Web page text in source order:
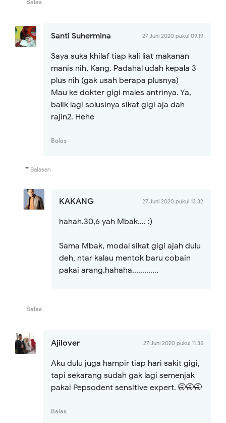
Balas
Santi Suhermina 27 Juni 2020 pukul 09.19
Saya suka khilaf tiap kali liat makanan
manis nih, Kang. Padahal udah kepala 3
plus nih (gak usah berapa plusnya)
Mau ke dokter gigi males antrinya. Ya,
balik lagi solusinya sikat gigi aja dah
rajin2. Hehe
Balas
Balasan
KAKANG 27 Juni 2020 pukul 13.32
hahah.30,6 yah Mbak.... :)
Sama Mbak, modal sikat gigi ajah dulu
deh, ntar kalau mentok baru cobain
pakai arang.hahaha.............
Balas
Ajilover 27 Juni 2020 pukul 11.35
Aku dulu juga hampir tiap hari sakit gigi,
tapi sekarang sudah gak lagi semenjak
pakai Pepsodent sensitive expert. 🤭🤭🤭
Balas